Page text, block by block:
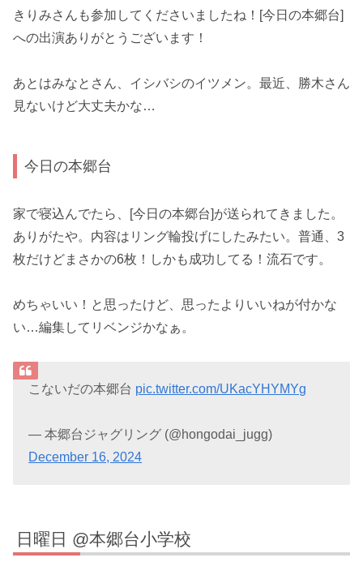
きりみさんも参加してくださいましたね！[今日の本郷台]
への出演ありがとうございます！
あとはみなとさん、イシバシのイツメン。最近、勝木さん
見ないけど大丈夫かな…
今日の本郷台
家で寝込んでたら、[今日の本郷台]が送られてきました。
ありがたや。内容はリング輪投げにしたみたい。普通、3
枚だけどまさかの6枚！しかも成功してる！流石です。
めちゃいい！と思ったけど、思ったよりいいねが付かな
い…編集してリベンジかなぁ。
こないだの本郷台 pic.twitter.com/UKacYHYMYg
— 本郷台ジャグリング (@hongodai_jugg)
December 16, 2024
日曜日 @本郷台小学校